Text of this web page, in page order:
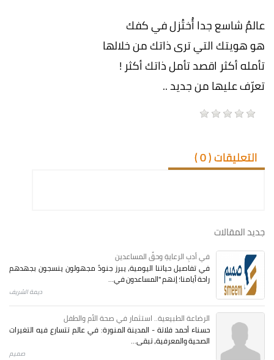
عالمٌ شاسع جدا أُختُزل في كفك
هو هويتك التي ترى ذاتك من خلالها
تأمله أكثر اقصد تأمل ذاتك أكثر !
تعرّف عليها من جديد ..
التعليقات (0
)
جديد المقالات
في أدبِ الرعايةِ وحقِّ المساعدين
في تفاصيل حياتنا اليومية، يبرز جنودٌ مجهولون ينسجون بجهدهم
راحة أيامنا؛ إنهم "المساعدون في...
ديمة الشريف
الرضاعة الطبيعية.. استثمار في صحة الأم والطفل
حسناء أحمد فلاتة - المدينة المنورة: في عالم تتسارع فيه التغيرات
الصحية والمعرفية، تبقى...
صميم